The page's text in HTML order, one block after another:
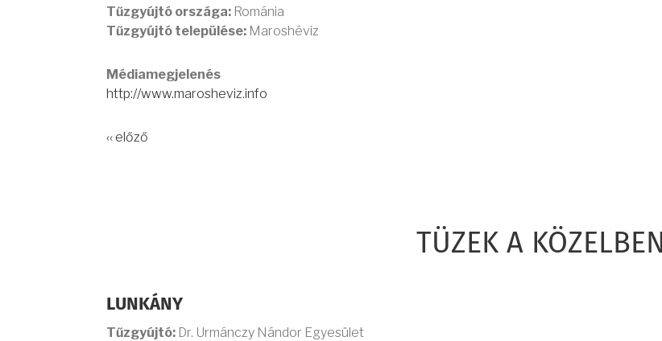
Tűzgyújtó országa: Románia
Tűzgyújtó települése: Maroshéviz
Médiamegjelenés
http://www.marosheviz.info
‹‹ előző
TÜZEK A KÖZELBEN
LUNKÁNY
Tűzgyújtó: Dr. Urmánczy Nándor Egyesület